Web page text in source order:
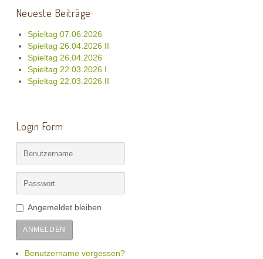
Neueste Beiträge
Spieltag 07.06.2026
Spieltag 26.04.2026 II
Spieltag 26.04.2026
Spieltag 22.03.2026 I
Spieltag 22.03.2026 II
Login Form
Angemeldet bleiben
ANMELDEN
Benutzername vergessen?